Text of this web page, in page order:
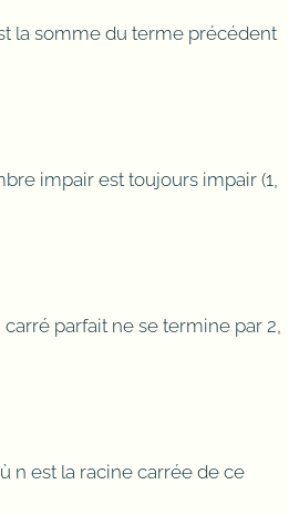
la somme du terme précédent
impair est toujours impair (1,
parfait ne se termine par 2,
n est la racine carrée de ce